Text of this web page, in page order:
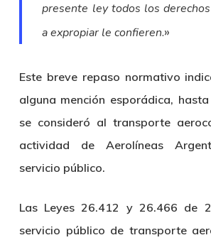
presente ley todos los
a expropiar le confieren.»
Este breve repaso normativo
alguna mención esporádica,
se consideró al transporte
actividad de Aerolíneas
servicio público.
Las Leyes 26.412 y 26.466 de
servicio público de transporte